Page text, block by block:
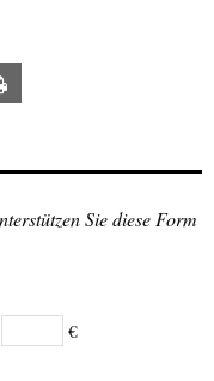
Sie diese Form
€